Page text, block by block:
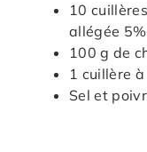
10
allégée 5%
100 g de
1 cuillère
Sel et